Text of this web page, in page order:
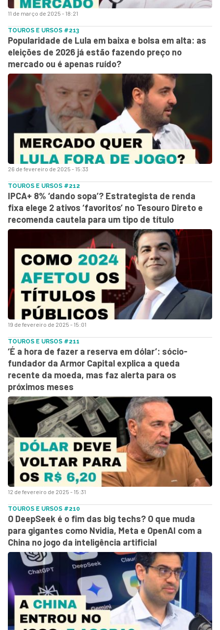
11 de março de 2025 - 18:21
26 de fevereiro de 2025 - 15:33
TOUROS E URSOS #213
Popularidade de Lula em baixa e bolsa em alta: as
eleições de 2026 já estão fazendo preço no
mercado ou é apenas ruído?
19 de fevereiro de 2025 - 15:01
TOUROS E URSOS #212
IPCA+ 8% ‘dando sopa’? Estrategista de renda
fixa elege 2 ativos ‘favoritos’ no Tesouro Direto e
recomenda cautela para um tipo de título
12 de fevereiro de 2025 - 15:31
TOUROS E URSOS #211
‘É a hora de fazer a reserva em dólar’: sócio-
fundador da Armor Capital explica a queda
recente da moeda, mas faz alerta para os
próximos meses
TOUROS E URSOS #210
O DeepSeek é o fim das big techs? O que muda
para gigantes como Nvidia, Meta e OpenAI com a
China no jogo da inteligência artificial